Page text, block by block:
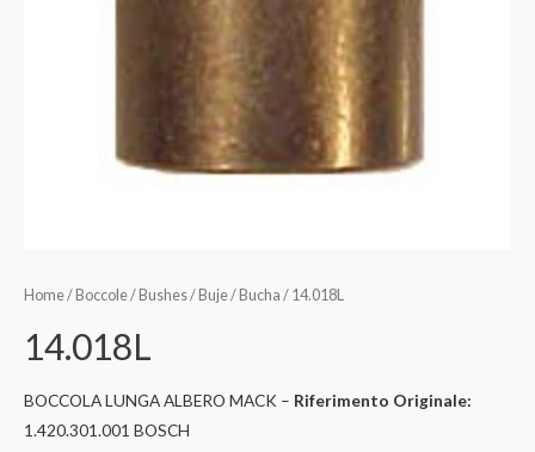
Home/ Boccole / Bushes / Buje / Bucha / 14.018L
14.018L
BOCCOLA LUNGA ALBERO MACK – Riferimento Originale:
1.420.301.001 BOSCH